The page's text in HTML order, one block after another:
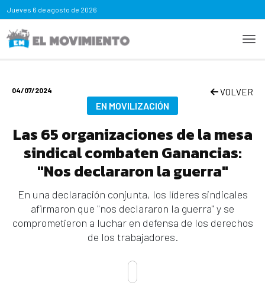
Jueves 6 de agosto de 2026
04/07/2024 VOLVER
EN MOVILIZACIÓN
Las 65 organizaciones de la mesa
sindical combaten Ganancias:
"Nos declararon la guerra"
En una declaración conjunta, los líderes sindicales
afirmaron que "nos declararon la guerra" y se
comprometieron a luchar en defensa de los derechos
de los trabajadores.